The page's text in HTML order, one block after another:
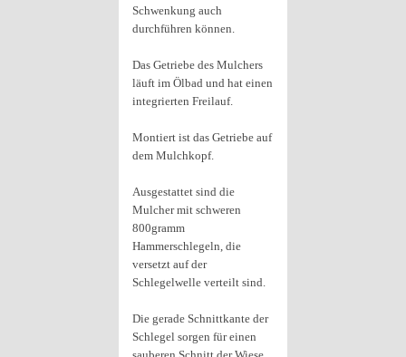
Schwenkung auch
durchführen können.
Das Getriebe des Mulchers
läuft im Ölbad und hat einen
integrierten Freilauf.
Montiert ist das Getriebe auf
dem Mulchkopf.
Ausgestattet sind die
Mulcher mit schweren
800gramm
Hammerschlegeln, die
versetzt auf der
Schlegelwelle verteilt sind.
Die gerade Schnittkante der
Schlegel sorgen für einen